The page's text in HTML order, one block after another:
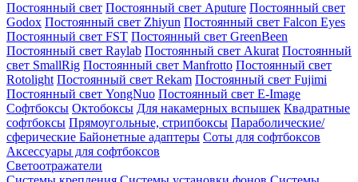
Постоянный свет Постоянный свет Aputure Постоянный свет
Godox Постоянный свет Zhiyun Постоянный свет Falcon Eyes
Постоянный свет FST Постоянный свет GreenBeen
Постоянный свет Raylab Постоянный свет Akurat Постоянный
свет SmallRig Постоянный свет Manfrotto Постоянный свет
Rotolight Постоянный свет Rekam Постоянный свет Fujimi
Постоянный свет YongNuo Постоянный свет E-Image
Софтбоксы Октобоксы Для накамерных вспышек Квадратные
софтбоксы Прямоугольные, стрипбоксы Параболические/
сферические Байонетныe адаптеры Соты для софтбоксов
Аксессуары для софтбоксов
Светоотражатели